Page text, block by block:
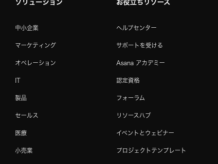
ソリューション
中小企業
マーケティング
オペレーション
IT
製品
セールス
医療
小売業
お役立ちリソース
ヘルプセンター
サポートを受ける
Asana アカデミー
認定資格
フォーラム
リソースハブ
イベントとウェビナー
プロジェクトテンプレート